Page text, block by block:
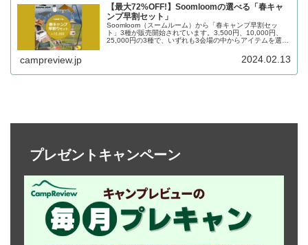
【最大72%OFF!】Soomloomの選べる「春キャ
ンプ早割セット」
Soomloom（スームルーム）から「春キャンプ早割セッ
ト」3種が販売開始されています。3,500円、10,000円、
25,000円の3種で、いずれも3会場の中からアイテムを選ぶ
campreview.jp 2024.02.13
プレゼントキャンペーン